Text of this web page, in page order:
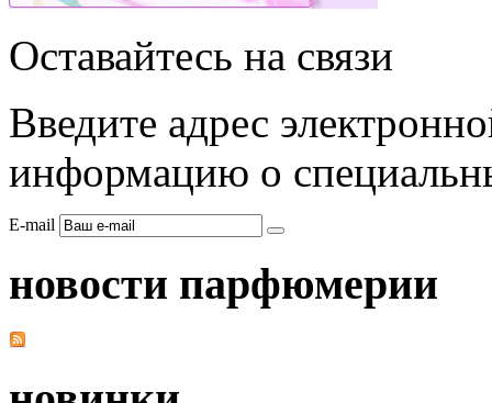
Оставайтесь на связи
Введите адрес
информацию о
E-mail
новости парфюмерии